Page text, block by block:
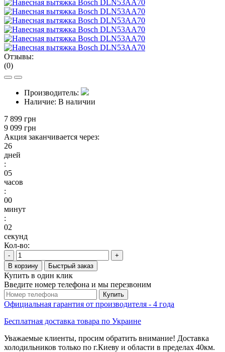
Отзывы:
(0)
Производитель:
Наличие: В наличии
7 899 грн
9 099 грн
Акция заканчивается через:
26
дней
:
05
часов
:
00
минут
:
02
секунд
Кол-во:
-
+
В корзину
Быстрый заказ
Купить в один клик
Введите номер телефона и мы перезвоним
Купить
Официальная гарантия от производителя - 4 года
Бесплатная доставка товара по Украине
Уважаемые клиенты, просим обратить внимание! Доставка
холодильников только по г.Киеву и области в пределах 40км.